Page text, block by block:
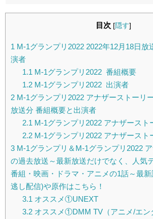
目次 [隠す]
1 M-1グランプリ2022 2022年12月18日放
演者
1.1 M-1グランプリ2022 番組概要
1.2M-1グランプリ2022 出演者
2 M-1グランプリ2022 アナザーストーリ
放送分 番組概要と出演者
2.1 M-1グランプリ2022 アナザース
2.2M-1グランプリ2022 アナザースト
3 M-1グランプリ＆M-1グランプリ2022
の過去放送～最新放送だけでなく、人気
番組・映画・ドラマ・アニメの1話～最
逃し配信)や原作はこちら！
3.1 オススメ①UNEXT
3.2オススメ①DMM TV（アニメ/エン